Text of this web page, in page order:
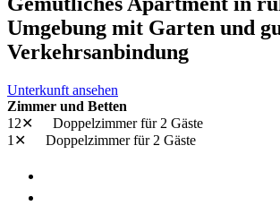
Umgebung mit Garten und
Verkehrsanbindung
Unterkunft ansehen
Zimmer und Betten
12✕
Doppelzimmerfür 2 Gäste
1✕
Doppelzimmerfür 2 Gäste